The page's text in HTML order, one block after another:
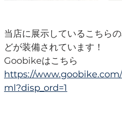
当店に展示しているこちら
どが装備されています！
Goobikeはこちら
https://
ml?disp_ord=1